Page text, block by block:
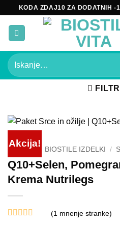
Skoči
vsebino
KODA ZDAJ10 ZA DODATNIH -
Išči:
Akcija!
DOMOV BIOSTILE IZDELKI /
Q10+Selen,
Krema Nutrilegs
(1 mnenje stranke)